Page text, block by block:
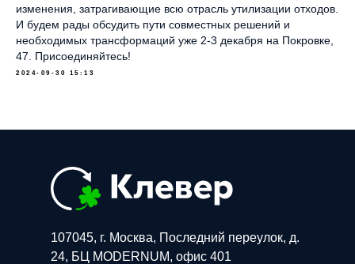
изменения, затрагивающие всю отрасль утилизации отходов.
И будем рады обсудить пути совместных решений и
необходимых трансформаций уже 2-3 декабря на Покровке,
47. Присоединяйтесь!
2024-09-30 15:13
107045, г. Москва, Последний переулок, д.
24, БЦ MODERNUM, офис 401